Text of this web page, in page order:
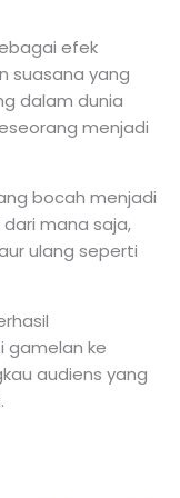
efek
suasana yang
dalam dunia
menjadi
bocah menjadi
mana saja,
ulang seperti
gamelan ke
audiens yang